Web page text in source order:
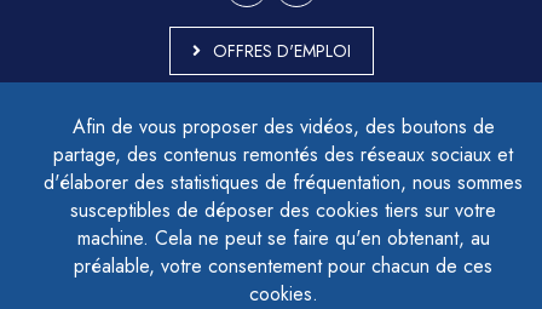
Afin de vous proposer des vidéos, des boutons de
partage, des contenus remontés des réseaux sociaux et
d'élaborer des statistiques de fréquentation, nous sommes
susceptibles de déposer des cookies tiers sur votre
machine. Cela ne peut se faire qu'en obtenant, au
préalable, votre consentement pour chacun de ces
cookies.
OFFRES D'EMPLOI
ACCESSIBILITÉ - PARTIELLEMENT CONFORME
PLAN DU SITE
MENTIONS LÉGALES
CONTACTER LE DÉLÉGUÉ À LA PROTECTION DES DONNÉES
GESTION DES COOKIES